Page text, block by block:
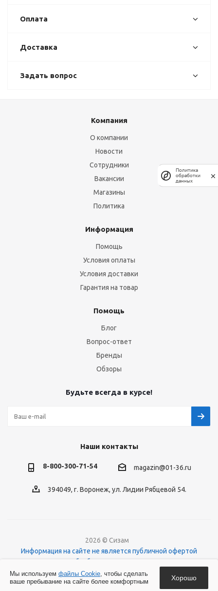
Оплата
Доставка
Задать вопрос
Компания
О компании
Новости
Сотрудники
Вакансии
Магазины
Политика
Информация
Помощь
Условия оплаты
Условия доставки
Гарантия на товар
Помощь
Блог
Вопрос-ответ
Бренды
Обзоры
Будьте всегда в курсе!
Наши контакты
8-800-300-71-54 magazin@01-36.ru
394049, г. Воронеж, ул. Лидии Рябцевой 54.
2026 © Сизам
Информация на сайте не является публичной офертой
Политика обработки персональных данных
О файлах Cookies
Мы используем файлы Cookie, чтобы сделать
ваше пребывание на сайте более комфортным
Хорошо
Политика
обработки
данных